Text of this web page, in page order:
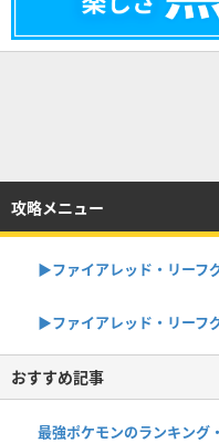
攻略メニュー
▶︎ファイアレッド・リーフ
▶︎ファイアレッド・リーフ
おすすめ記事
最強ポケモンのランキング